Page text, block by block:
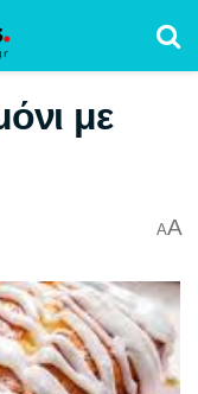
με
AA